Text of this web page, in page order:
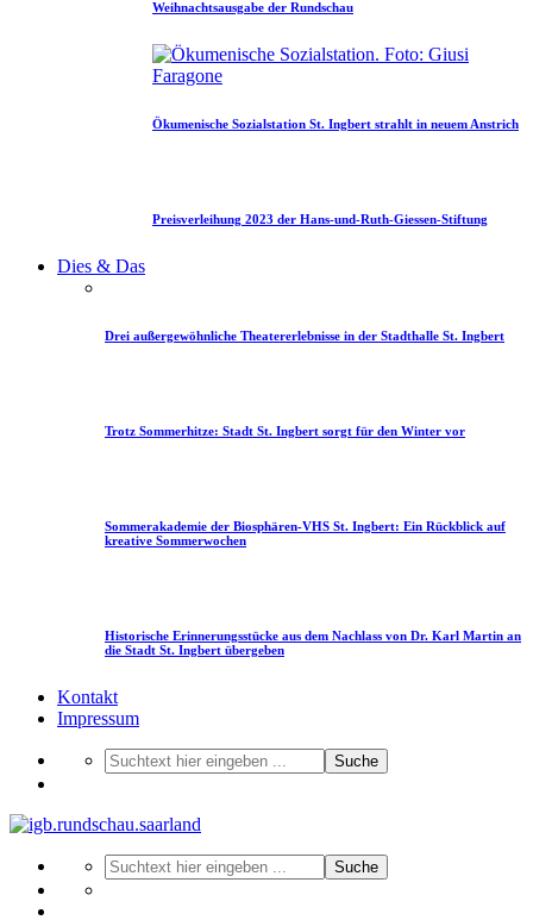
Weihnachtsausgabe der Rundschau
Ökumenische Sozialstation St. Ingbert strahlt in neuem Anstrich
Preisverleihung 2023 der Hans-und-Ruth-Giessen-Stiftung
Dies & Das
Drei außergewöhnliche Theatererlebnisse in der Stadthalle St. Ingbert
Trotz Sommerhitze: Stadt St. Ingbert sorgt für den Winter vor
Sommerakademie der Biosphären-VHS St. Ingbert: Ein Rückblick auf
kreative Sommerwochen
Historische Erinnerungsstücke aus dem Nachlass von Dr. Karl Martin an
die Stadt St. Ingbert übergeben
Kontakt
Impressum
Suche
Suche